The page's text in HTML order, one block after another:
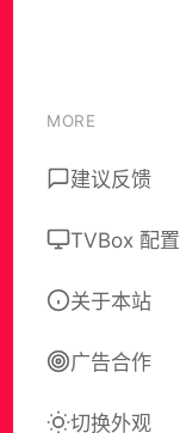
MORE
建议反馈
TVBox 配置
关于本站
广告合作
切换外观